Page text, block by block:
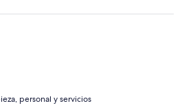
personal y servicios